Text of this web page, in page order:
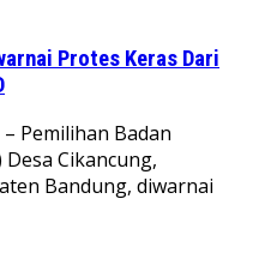
Protes Keras Dari
Pemilihan Badan
Cikancung,
Bandung, diwarnai